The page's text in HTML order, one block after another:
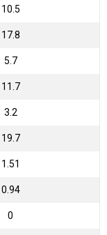
10.5
17.8
5.7
11.7
3.2
19.7
1.51
0.94
0